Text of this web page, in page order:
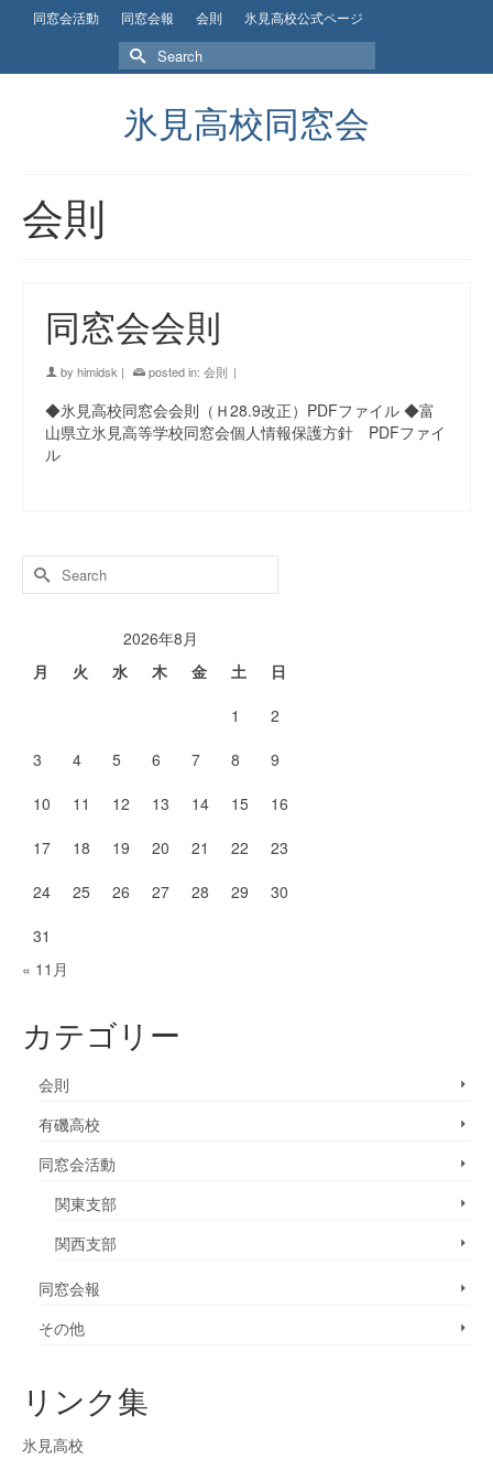
同窓会活動 同窓会報 会則 氷見高校公式ページ
Search
for:
氷見高校同窓会
会則
同窓会会則
by himidsk | posted in: 会則 |
◆氷見高校同窓会会則（Ｈ28.9改正）PDFファイル ◆富
山県立氷見高等学校同窓会個人情報保護方針 PDFファイ
ル
Search
for:
2026年8月
月
火 水 木 金 土
日
1
2
3
4 5 6 7 8
9
10
11 12 13 14 15
16
17
18 19 20 21 22
23
24
25 26 27 28 29
30
31
« 11月
カテゴリー
会則
有磯高校
同窓会活動
関東支部
関西支部
同窓会報
その他
リンク集
氷見高校